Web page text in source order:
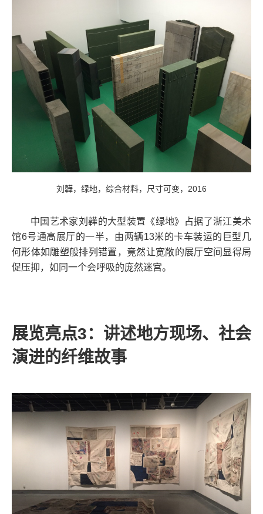
刘韡，绿地，综合材料，尺寸可变，2016
中国艺术家刘韡的大型装置《绿地》占据了浙江美术
馆6号通高展厅的一半，由两辆13米的卡车装运的巨型几
何形体如雕塑般排列错置，竟然让宽敞的展厅空间显得局
促压抑，如同一个会呼吸的庞然迷宫。
展览亮点3：讲述地方现场、社会
演进的纤维故事